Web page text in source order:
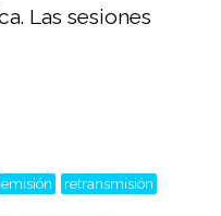
Las sesiones
emisión retransmisión